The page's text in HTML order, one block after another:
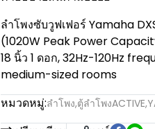
ลำโพงซับวูฟเฟอร์ Yamaha
(1020W Peak Power
18 นิ้ว 1 ดอก, 32Hz-120Hz
medium-sized rooms
หมวดหมู่:ลำโพง,ตู้ลำโพงACTIVE,